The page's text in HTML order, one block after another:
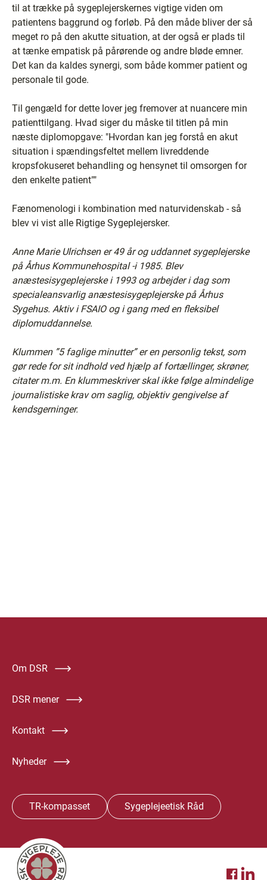
til at trække på sygeplejerskernes vigtige viden om
patientens baggrund og forløb. På den måde bliver der så
meget ro på den akutte situation, at der også er plads til
at tænke empatisk på pårørende og andre bløde emner.
Det kan da kaldes synergi, som både kommer patient og
personale til gode.
Til gengæld for dette lover jeg fremover at nuancere min
patienttilgang. Hvad siger du måske til titlen på min
næste diplomopgave: "Hvordan kan jeg forstå en akut
situation i spændingsfeltet mellem livreddende
kropsfokuseret behandling og hensynet til omsorgen for
den enkelte patient""
Fænomenologi i kombination med naturvidenskab - så
blev vi vist alle Rigtige Sygeplejersker.
Anne Marie Ulrichsen er 49 år og uddannet sygeplejerske
på Århus Kommunehospital -i 1985. Blev
anæstesisygeplejerske i 1993 og arbejder i dag som
specialeansvarlig anæstesisygeplejerske på Århus
Sygehus. Aktiv i FSAIO og i gang med en fleksibel
diplomuddannelse.
Klummen ”5 faglige minutter” er en personlig tekst, som
gør rede for sit indhold ved hjælp af fortællinger, skrøner,
citater m.m. En klummeskriver skal ikke følge almindelige
journalistiske krav om saglig, objektiv gengivelse af
kendsgerninger.
Om DSR
DSR mener
Kontakt
Nyheder
TR-kompasset Sygeplejeetisk Råd